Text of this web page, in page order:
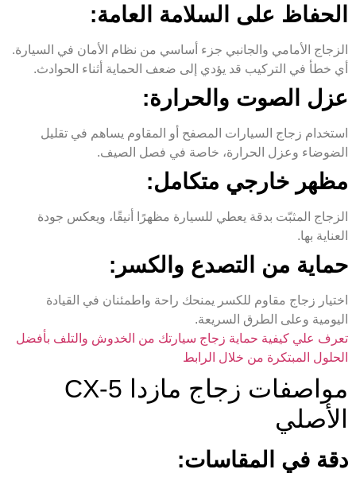
الحفاظ على السلامة العامة:
الزجاج الأمامي والجانبي جزء أساسي من نظام الأمان في السيارة.
أي خطأ في التركيب قد يؤدي إلى ضعف الحماية أثناء الحوادث.
عزل الصوت والحرارة:
استخدام زجاج السيارات المصفح أو المقاوم يساهم في تقليل
الضوضاء وعزل الحرارة، خاصة في فصل الصيف.
مظهر خارجي متكامل:
الزجاج المثبّت بدقة يعطي للسيارة مظهرًا أنيقًا، ويعكس جودة
العناية بها.
حماية من التصدع والكسر:
اختيار زجاج مقاوم للكسر يمنحك راحة واطمئنان في القيادة
اليومية وعلى الطرق السريعة.
تعرف علي كيفية حماية زجاج سيارتك من الخدوش والتلف بأفضل
الحلول المبتكرة من خلال الرابط
مواصفات زجاج مازدا CX-5
الأصلي
دقة في المقاسات: